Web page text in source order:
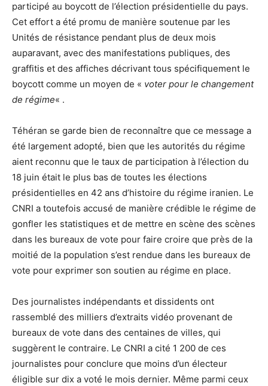
participé au boycott de l’élection présidentielle du pays.
Cet effort a été promu de manière soutenue par les
Unités de résistance pendant plus de deux mois
auparavant, avec des manifestations publiques, des
graffitis et des affiches décrivant tous spécifiquement le
boycott comme un moyen de « voter pour le changement
de régime« .
Téhéran se garde bien de reconnaître que ce message a
été largement adopté, bien que les autorités du régime
aient reconnu que le taux de participation à l’élection du
18 juin était le plus bas de toutes les élections
présidentielles en 42 ans d’histoire du régime iranien. Le
CNRI a toutefois accusé de manière crédible le régime de
gonfler les statistiques et de mettre en scène des scènes
dans les bureaux de vote pour faire croire que près de la
moitié de la population s’est rendue dans les bureaux de
vote pour exprimer son soutien au régime en place.
Des journalistes indépendants et dissidents ont
rassemblé des milliers d’extraits vidéo provenant de
bureaux de vote dans des centaines de villes, qui
suggèrent le contraire. Le CNRI a cité 1 200 de ces
journalistes pour conclure que moins d’un électeur
éligible sur dix a voté le mois dernier. Même parmi ceux